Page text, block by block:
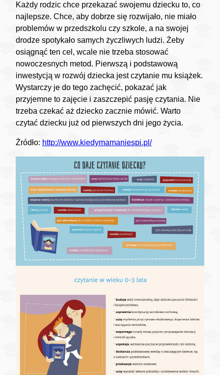
Każdy rodzic chce przekazać swojemu dziecku to, co
najlepsze. Chce, aby dobrze się rozwijało, nie miało
problemów w przedszkolu czy szkole, a na swojej
drodze spotykało samych życzliwych ludzi. Żeby
osiągnąć ten cel, wcale nie trzeba stosować
nowoczesnych metod. Pierwszą i podstawową
inwestycją w rozwój dziecka jest czytanie mu książek.
Wystarczy je do tego zachęcić, pokazać jak
przyjemne to zajęcie i zaszczepić pasję czytania. Nie
trzeba czekać aż dziecko zacznie mówić. Warto
czytać dziecku już od pierwszych dni jego życia.
Źródło: http://www.kiedymamaniespi.pl/